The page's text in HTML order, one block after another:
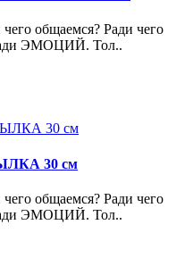
общаемся? Ради чего
ЭМОЦИЙ. Тол..
30 см
общаемся? Ради чего
ЭМОЦИЙ. Тол..